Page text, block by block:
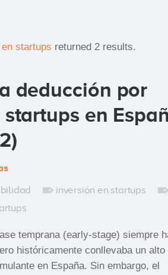
startups returned 2 results.
deducción por
en
inversión en startups
temprana (early-stage) siempre
históricamente conllevaba un
en España. Sin embargo, el